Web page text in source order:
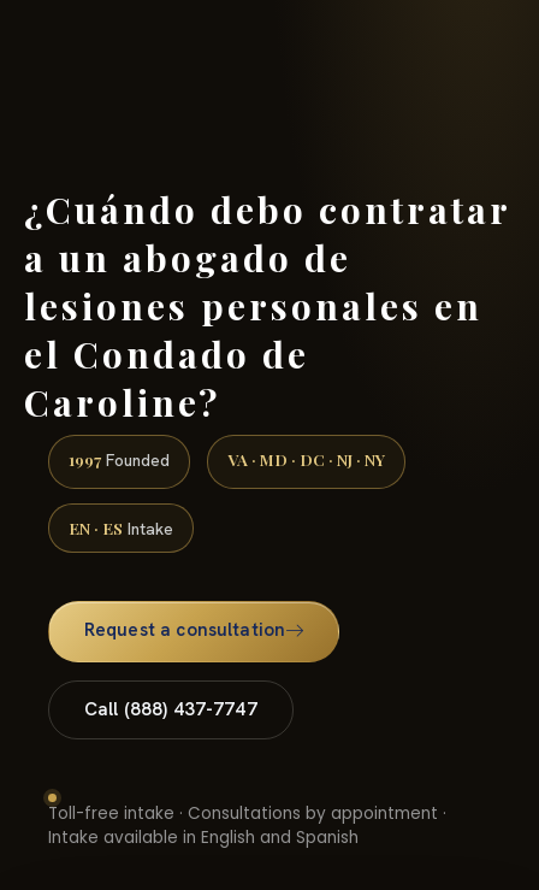
¿Cuándo debo contratar
a un abogado de
lesiones personales en
el Condado de
Caroline?
1997 Founded VA · MD · DC · NJ · NY
EN · ES Intake
Request a consultation
Call (888) 437-7747
Toll-free intake · Consultations by appointment ·
Intake available in English and Spanish